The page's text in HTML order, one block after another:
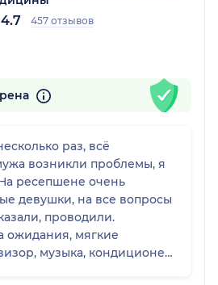
4.7 457 отзывов
раз, всё
возникли проблемы, я
ресепшене очень
девушки, на все вопросы
проводили.
ожидания, мягкие
музыка, кондиционер,